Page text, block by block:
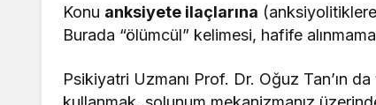
Konu anksiyete ilaçlarına
Burada “ölümcül” kelimesi, hafife
Psikiyatri Uzmanı Prof. Dr. Oğuz Tan’ın